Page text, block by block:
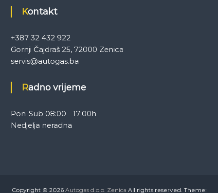
Kontakt
+387 32 432 922
Gornji Čajdraš 25, 72000 Zenica
servis@autogas.ba
Radno vrijeme
Pon-Sub 08:00 - 17:00h
Nedjelja neradna
Copyright © 2026 Autogas d.o.o. Zenica All rights reserved. Theme: